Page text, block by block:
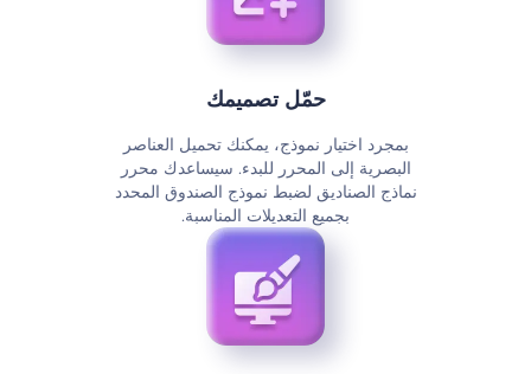
حمّل تصميمك
بمجرد اختيار نموذج، يمكنك تحميل العناصر
البصرية إلى المحرر للبدء. سيساعدك محرر
نماذج الصناديق لضبط نموذج الصندوق المحدد
بجميع التعديلات المناسبة.